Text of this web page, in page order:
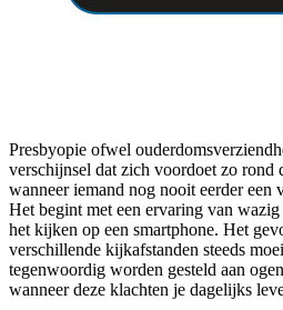
Presbyopie ofwel
verschijnsel dat zich voordoet zo rond
wanneer iemand nog nooit eerder een
Het begint met een ervaring van
het kijken op een smartphone. Het
verschillende kijkafstanden steeds
tegenwoordig worden gesteld aan
wanneer deze klachten je dagelijks